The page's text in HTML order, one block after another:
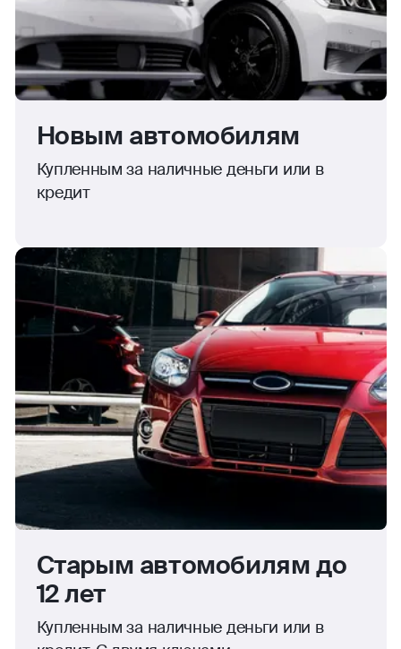
Новым автомобилям
Купленным за наличные деньги или в
кредит
Старым автомобилям до
12 лет
Купленным за наличные деньги или в